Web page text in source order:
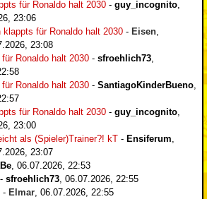
für Ronaldo halt 2030 - guy_incognito
23:06
klappts für Ronaldo halt 2030 - Eisen
23:08
Ronaldo halt 2030 - sfroehlich73
Ronaldo halt 2030 - SantiagoKinderBueno
für Ronaldo halt 2030 - guy_incognito
23:00
als (Spieler)Trainer?! kT - Ensiferum
23:07
06.07.2026, 22:53
- sfroehlich73 06.07.2026, 22:55
- Elmar 06.07.2026, 22:55